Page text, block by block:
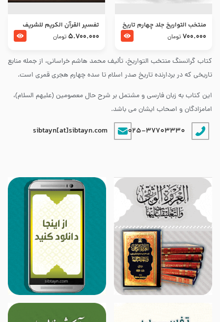
کتاب گرانسنگ منتخب التواريخ، تألیف محمد هاشم خراسانی، از جمله منابع
تاریخی که در بردارنده تاریخ صدر اسلام تا سده چهارم هجری قمری است.
این کتاب به زبان فارسی و مشتمل بر شرح حال معصومین (علیهم السلام)،
امامزادگان و اصحاب ایشان می باشد.
025-37703330
sibtayn[at]sibtayn.com
منتخب التواریخ جلد چهارم تاریخ
امام زین العابدین و امام محمد
700.000 تومان
تفسير القرآن الكريم للشريف
المرتضي قدس سرّه
5.700.000 تومان